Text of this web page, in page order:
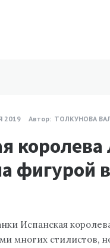
2019 Автор: ТОЛКУНОВА
фигурой
Испанская
многих стилистов,